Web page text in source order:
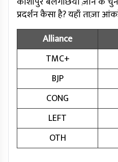
प्रदर्शन कैसा है? यहाँ ताज़ा
Alliance
TMC+
BJP
CONG
LEFT
OTH